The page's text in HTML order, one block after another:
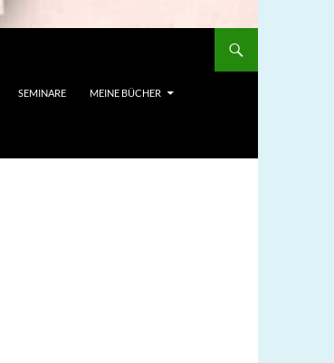
SEMINARE MEINE BÜCHER